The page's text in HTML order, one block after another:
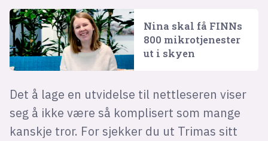
Nina skal få FINNs
800 mikro­tjenester
ut i skyen
Det å lage en utvidelse til nettleseren viser
seg å ikke være så komplisert som mange
kanskje tror. For sjekker du ut Trimas sitt